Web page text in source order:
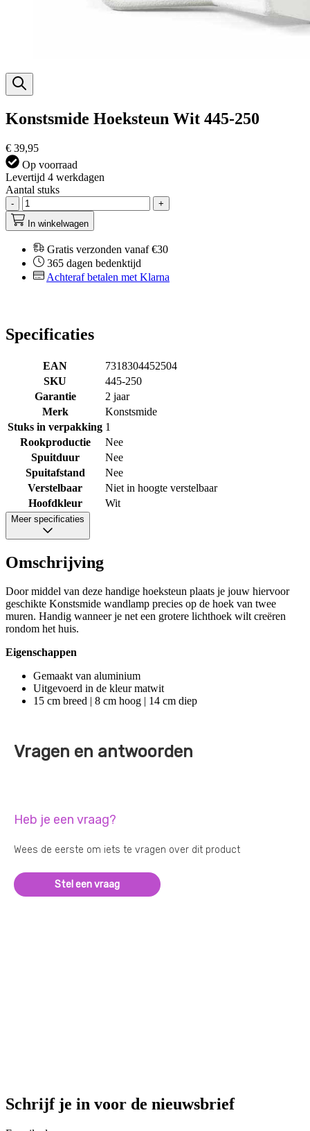
Konstsmide Hoeksteun Wit 445-250
€ 39,95
Op voorraad
Levertijd 4 werkdagen
Aantal stuks
-
+
In winkelwagen
Gratis verzonden vanaf €30
365 dagen bedenktijd
Achteraf betalen met Klarna
Specificaties
EAN
7318304452504
SKU
445-250
Garantie
2 jaar
Merk
Konstsmide
Stuks in verpakking 1
Rookproductie
Nee
Spuitduur
Nee
Spuitafstand
Nee
Verstelbaar
Niet in hoogte verstelbaar
Hoofdkleur
Wit
Meer specificaties
Omschrijving
Door middel van deze handige hoeksteun plaats je jouw hiervoor
geschikte Konstsmide wandlamp precies op de hoek van twee
muren. Handig wanneer je net een grotere lichthoek wilt creëren
rondom het huis.
Eigenschappen
Gemaakt van aluminium
Uitgevoerd in de kleur matwit
15 cm breed | 8 cm hoog | 14 cm diep
Vragen en antwoorden
Heb je een vraag?
Wees de eerste om iets te vragen over dit product
Stel een vraag
Schrijf je in voor de nieuwsbrief